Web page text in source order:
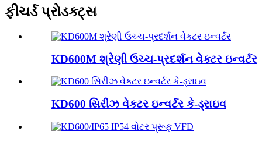
ફીચર્ડ પ્રોડક્ટ્સ
KD600M શ્રેણી ઉચ્ચ-પ્રદર્શન વેક્ટર ઇન્વર્ટર
KD600 સિરીઝ વેક્ટર ઇન્વર્ટર કે-ડ્રાઇવ